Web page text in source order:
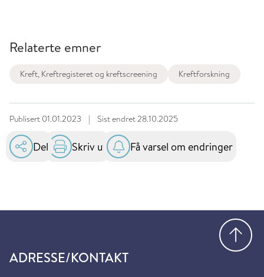
Relaterte emner
Kreft, Kreftregisteret og kreftscreening Kreftforskning
Publisert 01.01.2023 | Sist endret28.10.2025
Del Skriv ut Få varsel om endringer
ADRESSE/KONTAKT